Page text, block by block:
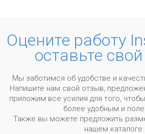
Оцените работу
оставьте
Мы заботимся об удобстве и
Напишите нам свой отзыв,
приложим все усилия для того,
более удобным и
Также вы можете предложить
нашем каталоге.